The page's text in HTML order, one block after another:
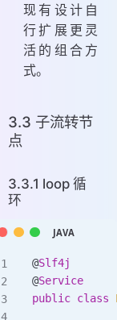
现有设计自
行扩展更灵
活的组合方
式。
3.3 子流转节
点
3.3.1 loop 循
环
@Slf4j
@Service
public class